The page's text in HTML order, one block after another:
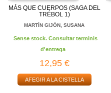
MÁS QUE CUERPOS (SAGA DEL
TRÉBOL 1)
MARTÍN GIJÓN, SUSANA
Sense stock. Consultar terminis
d'entrega
12,95 €
AFEGIR A LA CISTELLA